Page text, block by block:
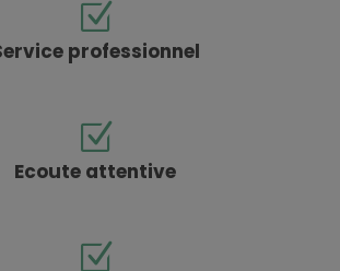
professionnel
Ecoute attentive